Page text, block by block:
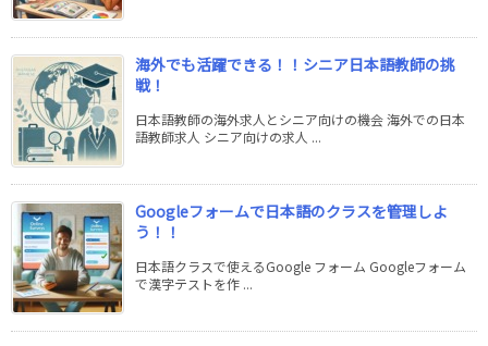
海外でも活躍できる！！シニア日本語教師の挑
戦！
日本語教師の海外求人とシニア向けの機会 海外での日本
語教師求人 シニア向けの求人 ...
Googleフォームで日本語のクラスを管理しよ
う！！
日本語クラスで使えるGoogle フォーム Googleフォーム
で漢字テストを作 ...